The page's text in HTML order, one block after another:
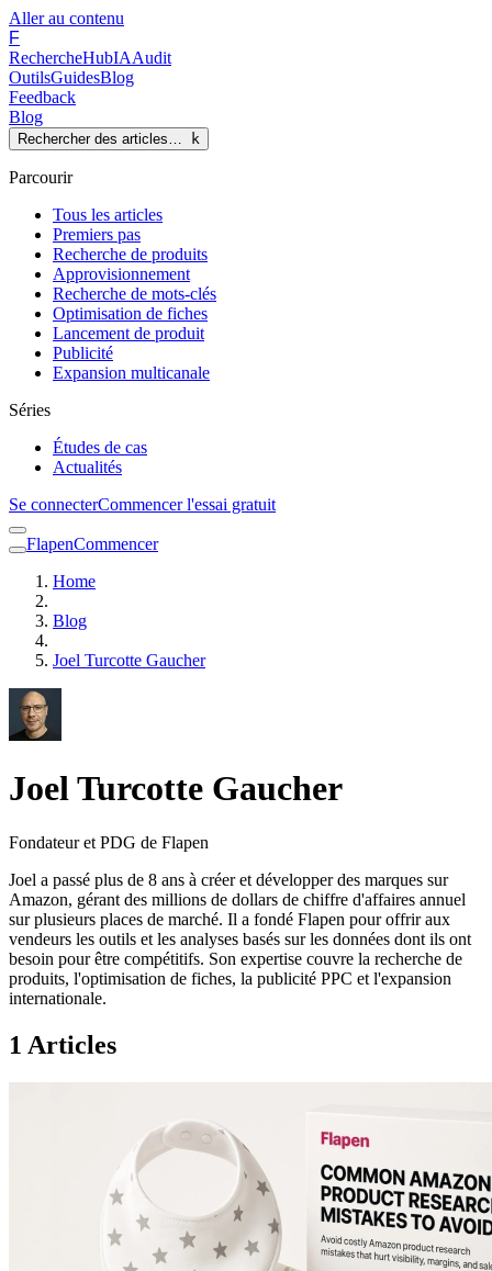
Aller au contenu
F
RechercheHubIAAudit
OutilsGuidesBlog
Feedback
Blog
Rechercher des articles… k
Parcourir
Tous les articles
Premiers pas
Recherche de produits
Approvisionnement
Recherche de mots-clés
Optimisation de fiches
Lancement de produit
Publicité
Expansion multicanale
Séries
Études de cas
Actualités
Se connecterCommencer l'essai gratuit
FlapenCommencer
Home
Blog
Joel Turcotte Gaucher
Joel Turcotte Gaucher
Fondateur et PDG de Flapen
Joel a passé plus de 8 ans à créer et développer des marques sur
Amazon, gérant des millions de dollars de chiffre d'affaires annuel
sur plusieurs places de marché. Il a fondé Flapen pour offrir aux
vendeurs les outils et les analyses basés sur les données dont ils ont
besoin pour être compétitifs. Son expertise couvre la recherche de
produits, l'optimisation de fiches, la publicité PPC et l'expansion
internationale.
1 Articles